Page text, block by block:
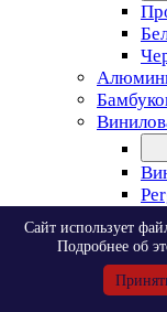
Сайт использует
Подробнее об